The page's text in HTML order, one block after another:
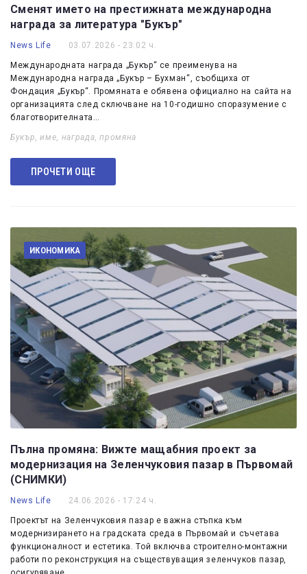
Сменят името на престижната международна
награда за литература "Букър"
News Life 03.07.2026 - 23:02 ч.
Международната награда „Букър“ се преименува на
Международна награда „Букър – Бухман“, съобщиха от
Фондация „Букър“. Промяната е обявена официално на сайта на
организацията след сключване на 10-годишно споразумение с
благотворителната…
Букър,име, награда,промяна
ПРОЧЕТИ ОЩЕ
ИКОНОМИКА
Пълна промяна: Вижте мащабния проект за
модернизация на Зеленчуковия пазар в Първомай
(СНИМКИ)
News Life 24.06.2026 - 17:24 ч.
Проектът на Зеленчуковия пазар е важна стъпка към
модернизирането на градската среда в Първомай и съчетава
функционалност и естетика. Той включва строително-монтажни
работи по реконструкция на съществуващия зеленчуков пазар,